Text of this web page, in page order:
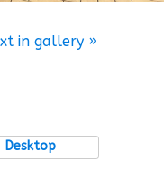
in gallery »
Desktop